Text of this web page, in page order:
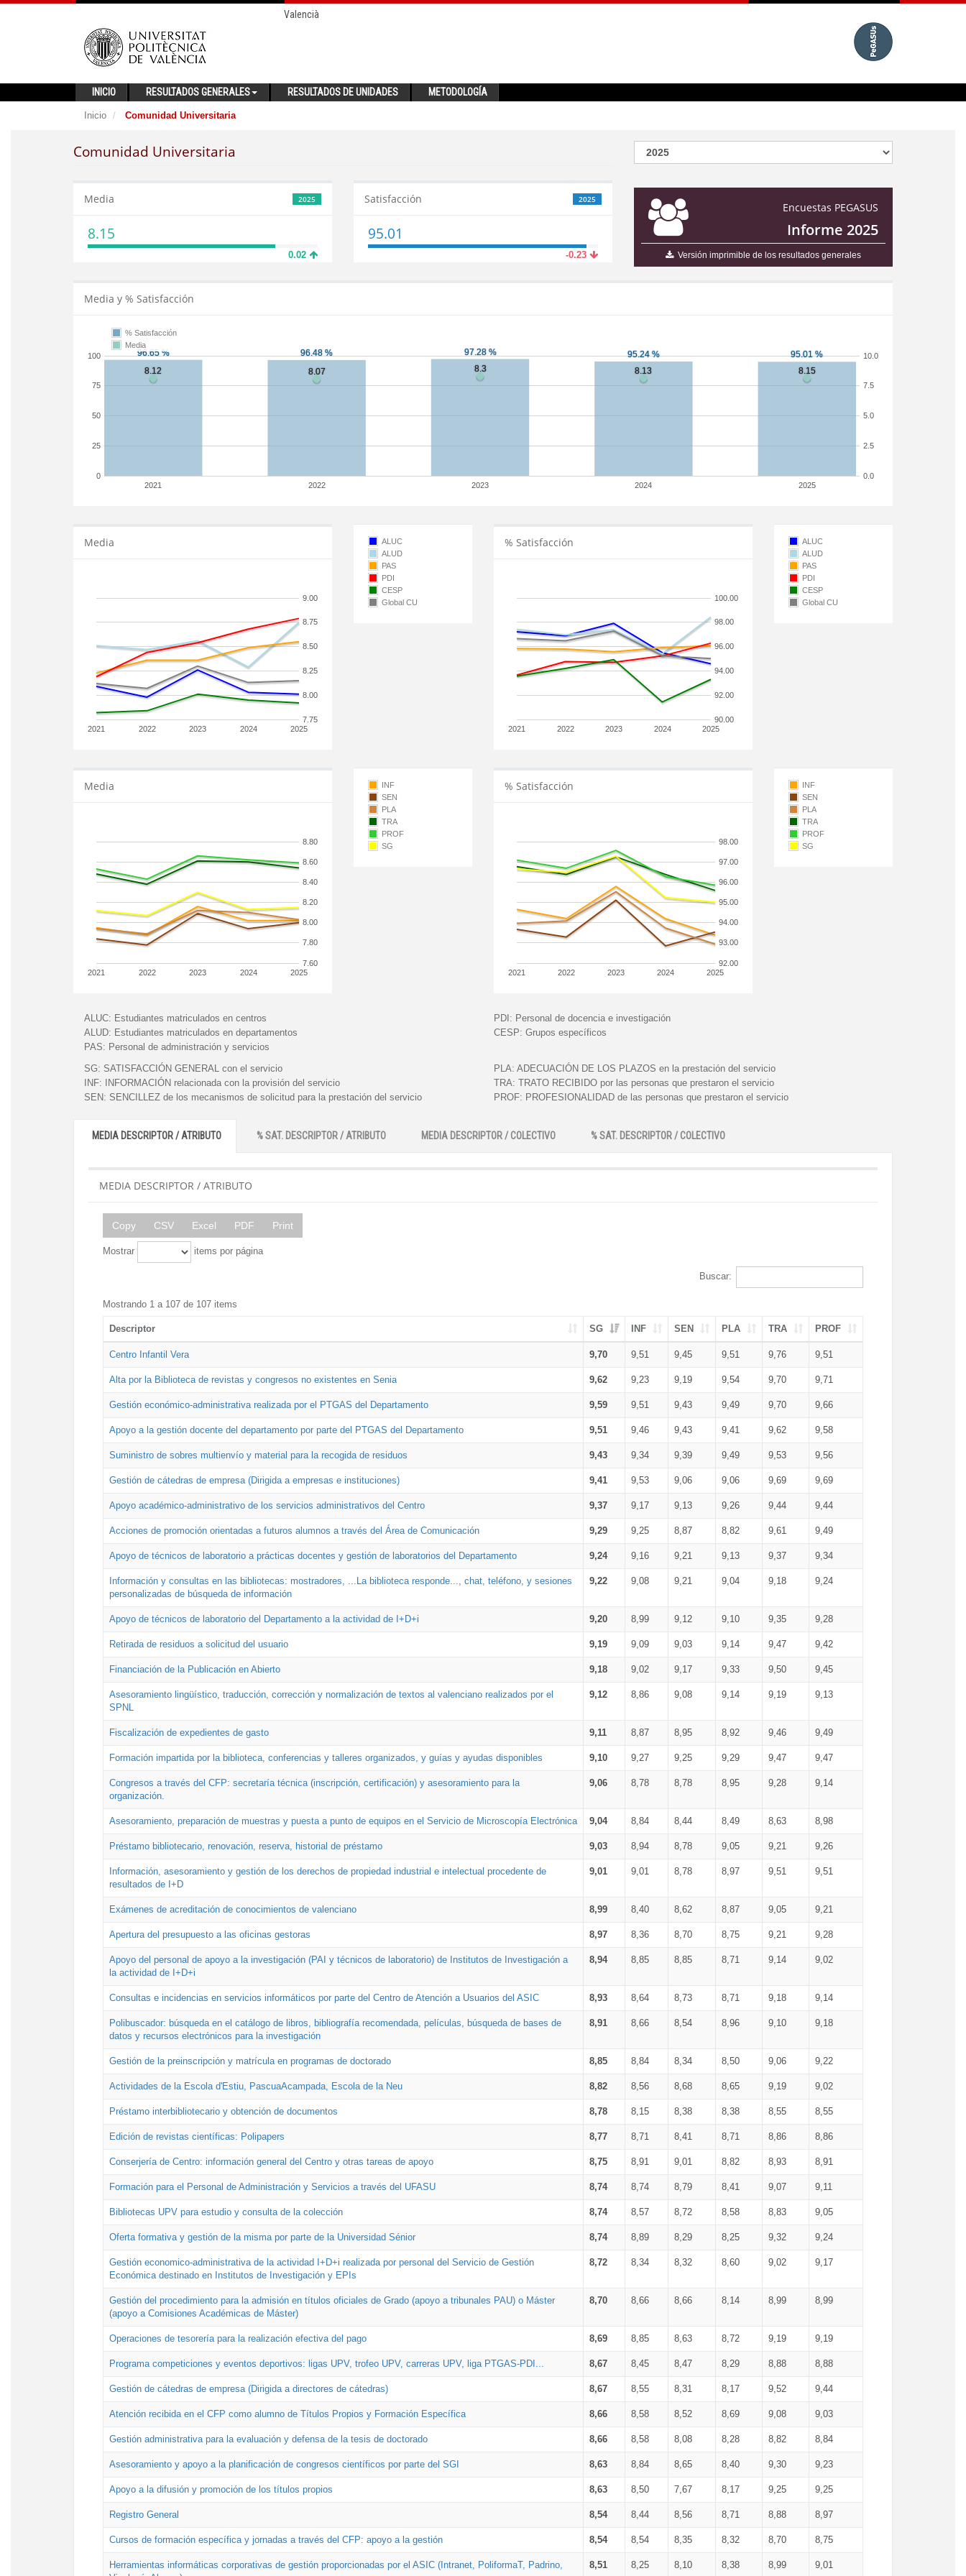
Valencià
INICIO RESULTADOS GENERALES RESULTADOS DE UNIDADES METODOLOGÍA
Inicio Comunidad Universitaria
Comunidad Universitaria
Encuestas PEGASUS
Informe 2025
Versión imprimible de los resultados generales
2025
Media
8.15
0.02
2025
Satisfacción
95.01
-0.23
Media y % Satisfacción
2021 2022 2023 2024 2025
0
25
50
75
100
0.0
2.5
5.0
7.5
10.0
% Satisfacción
Media
Media
2021 2022 2023 2024 2025
7.75
8.00
8.25
8.50
8.75
9.00
ALUC
ALUD
PAS
PDI
CESP
Global CU
% Satisfacción
2021 2022 2023 2024 2025
90.00
92.00
94.00
96.00
98.00
100.00
ALUC
ALUD
PAS
PDI
CESP
Global CU
Media
2021 2022 2023 2024 2025
7.60
7.80
8.00
8.20
8.40
8.60
8.80
INF
SEN
PLA
TRA
PROF
SG
% Satisfacción
2021 2022 2023 2024 2025
92.00
93.00
94.00
95.00
96.00
97.00
98.00
INF
SEN
PLA
TRA
PROF
SG
ALUC: Estudiantes matriculados en centros
ALUD: Estudiantes matriculados en departamentos
PAS: Personal de administración y servicios
PDI: Personal de docencia e investigación
CESP: Grupos específicos
SG: SATISFACCIÓN GENERAL con el servicio
INF:
INFORMACIÓN relacionada con la provisión del servicio
SEN: SENCILLEZ de los mecanismos de solicitud para la prestación del servicio
PLA: ADECUACIÓN DE LOS PLAZOS en la prestación del servicio
TRA: TRATO RECIBIDO por las personas que prestaron el servicio
PROF: PROFESIONALIDAD de las personas que prestaron el servicio
MEDIA DESCRIPTOR / ATRIBUTO % SAT. DESCRIPTOR / ATRIBUTO MEDIA DESCRIPTOR / COLECTIVO % SAT. DESCRIPTOR / COLECTIVO
MEDIA DESCRIPTOR / ATRIBUTO
Copy CSV Excel PDF Print
Mostrar items por página
Buscar:
Mostrando 1 a 107 de 107 items
Descriptor SG INF SEN PLA TRA PROF
Centro Infantil Vera 9,70 9,51 9,45 9,51 9,76 9,51
Alta por la Biblioteca de revistas y congresos no existentes en Senia 9,62 9,23 9,19 9,54 9,70 9,71
Gestión económico-administrativa realizada por el PTGAS del Departamento 9,59 9,51 9,43 9,49 9,70 9,66
Apoyo a la gestión docente del departamento por parte del PTGAS del Departamento 9,51 9,46 9,43 9,41 9,62 9,58
Suministro de sobres multienvío y material para la recogida de residuos 9,43 9,34 9,39 9,49 9,53 9,56
Gestión de cátedras de empresa (Dirigida a empresas e instituciones) 9,41 9,53 9,06 9,06 9,69 9,69
Apoyo académico-administrativo de los servicios administrativos del Centro 9,37 9,17 9,13 9,26 9,44 9,44
Acciones de promoción orientadas a futuros alumnos a través del Área de Comunicación 9,29 9,25 8,87 8,82 9,61 9,49
Apoyo de técnicos de laboratorio a prácticas docentes y gestión de laboratorios del Departamento 9,24 9,16 9,21 9,13 9,37 9,34
Información y consultas en las bibliotecas: mostradores, ...La biblioteca responde..., chat, teléfono, y sesiones
personalizadas de búsqueda de información
9,22 9,08 9,21 9,04 9,18 9,24
Apoyo de técnicos de laboratorio del Departamento a la actividad de I+D+i 9,20 8,99 9,12 9,10 9,35 9,28
Retirada de residuos a solicitud del usuario 9,19 9,09 9,03 9,14 9,47 9,42
Financiación de la Publicación en Abierto 9,18 9,02 9,17 9,33 9,50 9,45
Asesoramiento lingüístico, traducción, corrección y normalización de textos al valenciano realizados por el
SPNL
9,12 8,86 9,08 9,14 9,19 9,13
Fiscalización de expedientes de gasto 9,11 8,87 8,95 8,92 9,46 9,49
Formación impartida por la biblioteca, conferencias y talleres organizados, y guías y ayudas disponibles 9,10 9,27 9,25 9,29 9,47 9,47
Congresos a través del CFP: secretaría técnica (inscripción, certificación) y asesoramiento para la
organización.
9,06 8,78 8,78 8,95 9,28 9,14
Asesoramiento, preparación de muestras y puesta a punto de equipos en el Servicio de Microscopía Electrónica 9,04 8,84 8,44 8,49 8,63 8,98
Préstamo bibliotecario, renovación, reserva, historial de préstamo 9,03 8,94 8,78 9,05 9,21 9,26
Información, asesoramiento y gestión de los derechos de propiedad industrial e intelectual procedente de
resultados de I+D
9,01 9,01 8,78 8,97 9,51 9,51
Exámenes de acreditación de conocimientos de valenciano 8,99 8,40 8,62 8,87 9,05 9,21
Apertura del presupuesto a las oficinas gestoras 8,97 8,36 8,70 8,75 9,21 9,28
Apoyo del personal de apoyo a la investigación (PAI y técnicos de laboratorio) de Institutos de Investigación a
la actividad de I+D+i
8,94 8,85 8,85 8,71 9,14 9,02
Consultas e incidencias en servicios informáticos por parte del Centro de Atención a Usuarios del ASIC 8,93 8,64 8,73 8,71 9,18 9,14
Polibuscador: búsqueda en el catálogo de libros, bibliografía recomendada, películas, búsqueda de bases de
datos y recursos electrónicos para la investigación
8,91 8,66 8,54 8,96 9,10 9,18
Gestión de la preinscripción y matrícula en programas de doctorado 8,85 8,84 8,34 8,50 9,06 9,22
Actividades de la Escola d'Estiu, PascuaAcampada, Escola de la Neu 8,82 8,56 8,68 8,65 9,19 9,02
Préstamo interbibliotecario y obtención de documentos 8,78 8,15 8,38 8,38 8,55 8,55
Edición de revistas científicas: Polipapers 8,77 8,71 8,41 8,71 8,86 8,86
Conserjería de Centro: información general del Centro y otras tareas de apoyo 8,75 8,91 9,01 8,82 8,93 8,91
Formación para el Personal de Administración y Servicios a través del UFASU 8,74 8,74 8,79 8,41 9,07 9,11
Bibliotecas UPV para estudio y consulta de la colección 8,74 8,57 8,72 8,58 8,83 9,05
Oferta formativa y gestión de la misma por parte de la Universidad Sénior 8,74 8,89 8,29 8,25 9,32 9,24
Gestión economico-administrativa de la actividad I+D+i realizada por personal del Servicio de Gestión
Económica destinado en Institutos de Investigación y EPIs
8,72 8,34 8,32 8,60 9,02 9,17
Gestión del procedimiento para la admisión en títulos oficiales de Grado (apoyo a tribunales PAU) o Máster
(apoyo a Comisiones Académicas de Máster)
8,70 8,66 8,66 8,14 8,99 8,99
Operaciones de tesorería para la realización efectiva del pago 8,69 8,85 8,63 8,72 9,19 9,19
Programa competiciones y eventos deportivos: ligas UPV, trofeo UPV, carreras UPV, liga PTGAS-PDI... 8,67 8,45 8,47 8,29 8,88 8,88
Gestión de cátedras de empresa (Dirigida a directores de cátedras) 8,67 8,55 8,31 8,17 9,52 9,44
Atención recibida en el CFP como alumno de Títulos Propios y Formación Específica 8,66 8,58 8,52 8,69 9,08 9,03
Gestión administrativa para la evaluación y defensa de la tesis de doctorado 8,66 8,58 8,08 8,28 8,82 8,84
Asesoramiento y apoyo a la planificación de congresos científicos por parte del SGI 8,63 8,84 8,65 8,40 9,30 9,23
Apoyo a la difusión y promoción de los títulos propios 8,63 8,50 7,67 8,17 9,25 9,25
Registro General 8,54 8,44 8,56 8,71 8,88 8,97
Cursos de formación específica y jornadas a través del CFP: apoyo a la gestión 8,54 8,54 8,35 8,32 8,70 8,75
Herramientas informáticas corporativas de gestión proporcionadas por el ASIC (Intranet, PoliformaT, Padrino,
8,51 8,25 8,10 8,38 8,99 9,01